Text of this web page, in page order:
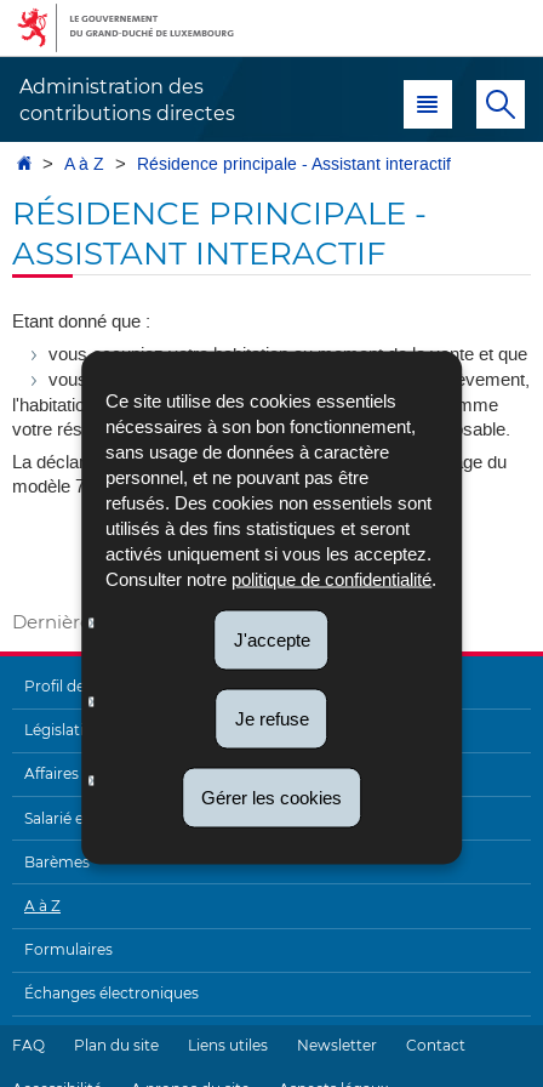
Ce site utilise des cookies essentiels
nécessaires à son bon fonctionnement,
sans usage de données à caractère
personnel, et ne pouvant pas être
refusés. Des cookies non essentiels sont
utilisés à des fins statistiques et seront
activés uniquement si vous les acceptez.
Consulter notre politique de confidentialité.
J'accepte
Je refuse
Gérer les cookies
Aller
navigation
Aller
au
Administration des
contributions directes
Menu principal
AccueilA à Z Résidence principale - Assistant interactif
RÉSIDENCE PRINCIPALE -
ASSISTANT INTERACTIF
Etant donné que :
vous occupiez votre habitation au moment de la vente et que
vous l'occupiez à la suite de l'acquisition ou de l'achèvement,
l'habitation remplit les conditions pour être considérée comme
votre résidence principale et sa réalisation n'est pas imposable.
La déclaration peut se faire en remplissant la première page du
modèle 700.
Retour vers le début de l'assistant interactif
Retour vers A à Z
Dernière mise à jour 08/08/2024
MENU
DE
NAVIGATION
Profil de l'Administration
Législation
Affaires internationales
Salarié et pensionné
Barèmes
A à Z
Formulaires
Échanges électroniques
FAQ Plan du site Liens utiles Newsletter Contact